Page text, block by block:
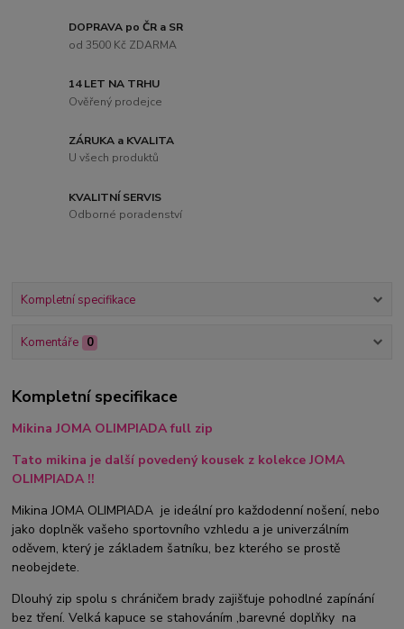
DOPRAVA po ČR a SR
od 3500 Kč ZDARMA
14 LET NA TRHU
Ověřený prodejce
ZÁRUKA a KVALITA
U všech produktů
KVALITNÍ SERVIS
Odborné poradenství
Kompletní specifikace
Komentáře 0
Kompletní specifikace
Mikina JOMA OLIMPIADA full zip
Tato mikina je další povedený kousek z kolekce JOMA
OLIMPIADA !!
Mikina JOMA OLIMPIADA je ideální pro každodenní nošení, nebo
jako doplněk vašeho sportovního vzhledu a je univerzálním
oděvem, který je základem šatníku, bez kterého se prostě
neobejdete.
Dlouhý zip spolu s chráničem brady zajišťuje pohodlné zapínání
bez tření. Velká kapuce se stahováním ,barevné doplňky na